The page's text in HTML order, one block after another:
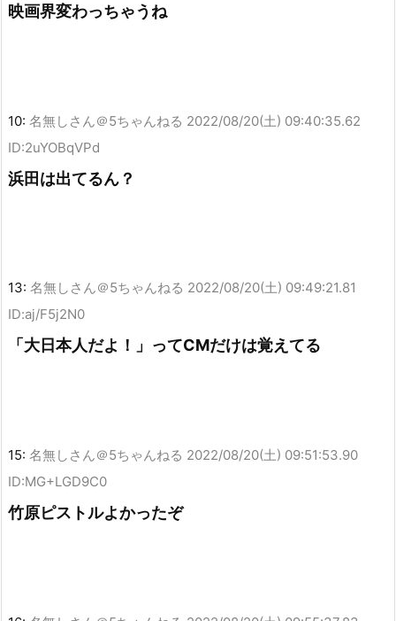
映画界変わっちゃうね
10: 名無しさん＠5ちゃんねる 2022/08/20(土) 09:40:35.62
ID:2uYOBqVPd
浜田は出てるん？
13: 名無しさん＠5ちゃんねる 2022/08/20(土) 09:49:21.81
ID:aj/F5j2N0
「大日本人だよ！」ってCMだけは覚えてる
15: 名無しさん＠5ちゃんねる 2022/08/20(土) 09:51:53.90
ID:MG+LGD9C0
竹原ピストルよかったぞ